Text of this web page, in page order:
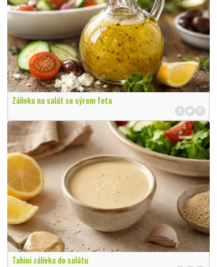
Zálivka na salát se sýrem feta
Tahini zálivka do salátu